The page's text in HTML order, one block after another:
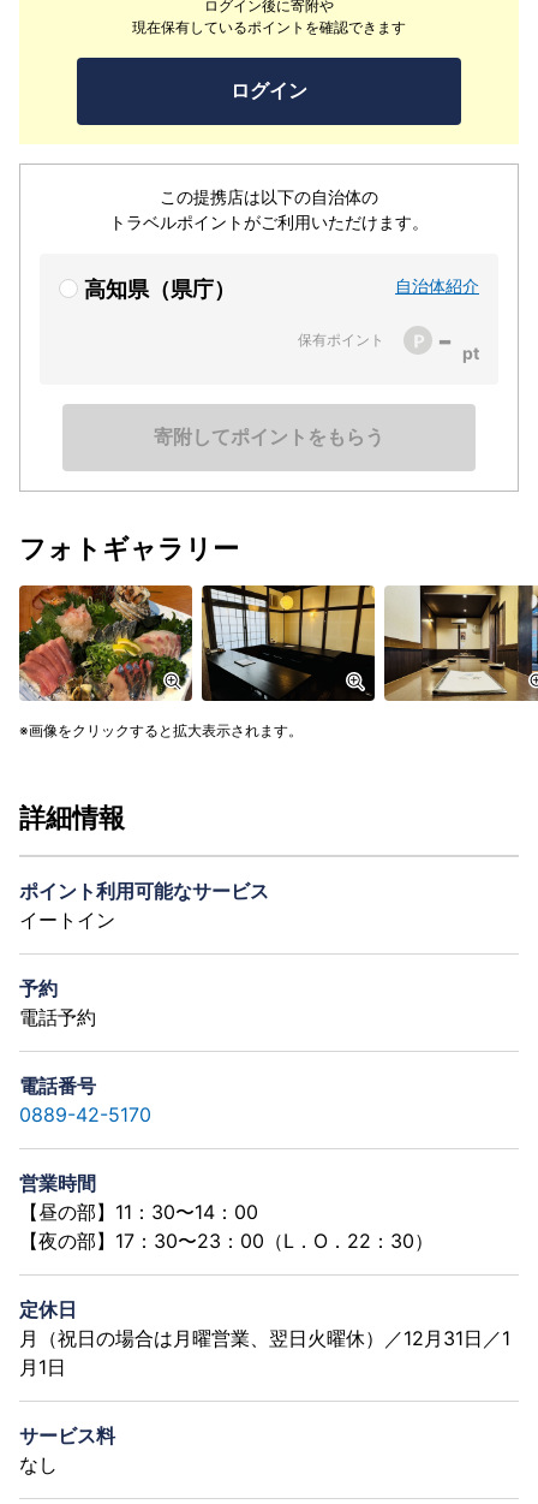
ログイン後に寄附や
現在保有しているポイントを確認できます
ログイン
この提携店は以下の自治体の
トラベルポイントがご利用いただけます。
高知県（県庁） 自治体紹介
保有ポイント -
寄附してポイントをもらう
過ごしくださいませ。
フォトギャラリー
画像をクリックすると拡大表示されます。
詳細情報
ポイント利用可能なサービス
イートイン
予約
電話予約
電話番号
0889-42-5170
営業時間
【昼の部】11：30〜14：00
【夜の部】17：30〜23：00（L．O．22：30）
定休日
月（祝日の場合は月曜営業、翌日火曜休）／12月31日／1
月1日
サービス料
なし